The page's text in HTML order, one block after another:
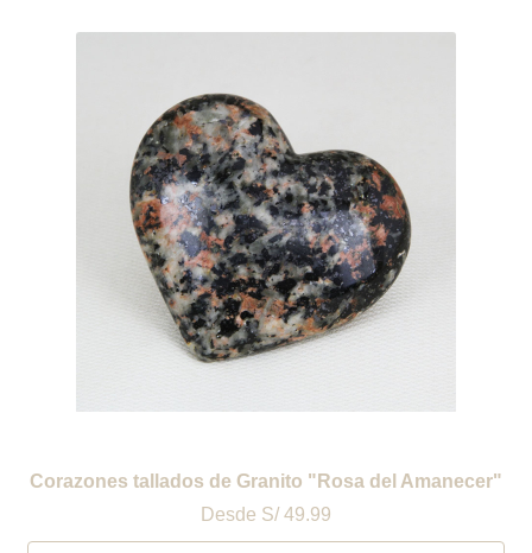
Corazones tallados de Granito "Rosa del Amanecer"
Desde S/ 49.99